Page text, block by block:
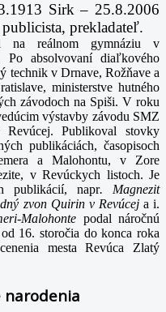
Sirk – 25.8.2006
prekladateľ.
na reálnom gymnáziu v
Po absolvovaní diaľkového
technik v Drnave, Rožňave a
ministerstve hutného
závodoch na Spiši. V roku
výstavby závodu SMZ
Publikoval stovky
publikáciách, časopisoch
a Malohontu, v Zore
v Revúckych listoch. Je
publikácií, napr. Magnezit
zvon Quirin v Revúcej a i.
Malohonte podal náročnú
16. storočia do konca roka
mesta Revúca Zlatý
narodenia